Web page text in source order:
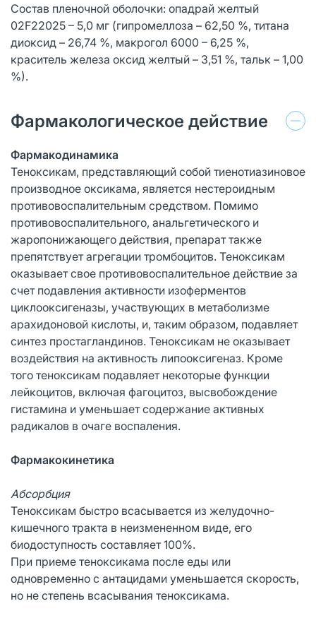
Состав пленочной оболочки: опадрай желтый
02F22025 – 5,0 мг (гипромеллоза – 62,50 %, титана
диоксид – 26,74 %, макрогол 6000 – 6,25 %,
краситель железа оксид желтый – 3,51 %, тальк – 1,00
%).
Фармакологическое действие
Фармакодинамика
Теноксикам, представляющий собой тиенотиазиновое
производное оксикама, является нестероидным
противовоспалительным средством. Помимо
противовоспалительного, анальгетического и
жаропонижающего действия, препарат также
препятствует агрегации тромбоцитов. Теноксикам
оказывает свое противовоспалительное действие за
счет подавления активности изоферментов
циклооксигеназы, участвующих в метаболизме
арахидоновой кислоты, и, таким образом, подавляет
синтез простагландинов. Теноксикам не оказывает
воздействия на активность липооксигеназ. Кроме
того теноксикам подавляет некоторые функции
лейкоцитов, включая фагоцитоз, высвобождение
гистамина и уменьшает содержание активных
радикалов в очаге воспаления.
Фармакокинетика
Абсорбция
Теноксикам быстро всасывается из желудочно-
кишечного тракта в неизмененном виде, его
биодоступность составляет 100%.
При приеме теноксикама после еды или
одновременно с антацидами уменьшается скорость,
но не степень всасывания теноксикама.